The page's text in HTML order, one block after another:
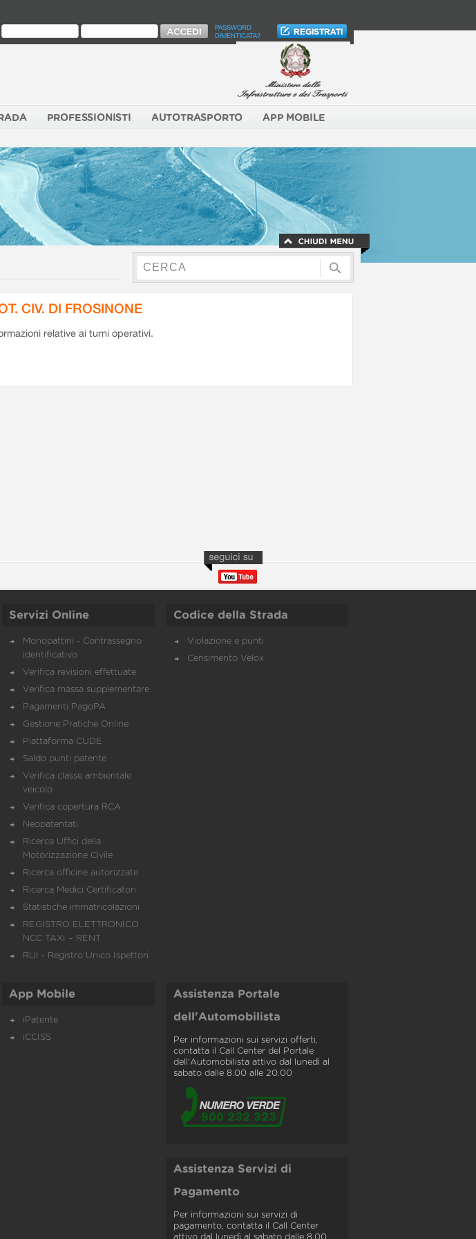
PASSWORD
DIMENTICATA?
PROFESSIONISTI AUTOTRASPORTO APP MOBILE
CIV. DI FROSINONE
relative ai turni operativi.
Servizi Online
Monopattini - Contrassegno
identificativo
Verifica revisioni effettuate
Verifica massa supplementare
Pagamenti PagoPA
Gestione Pratiche Online
Piattaforma CUDE
Saldo punti patente
Verifica classe ambientale
veicolo
Verifica copertura RCA
Neopatentati
Ricerca Uffici della
Motorizzazione Civile
Ricerca officine autorizzate
Ricerca Medici Certificatori
Statistiche immatricolazioni
REGISTRO ELETTRONICO
NCC TAXI – RENT
RUI - Registro Unico Ispettori
Codice della Strada
Violazione e punti
Censimento Velox
App Mobile
iPatente
iCCISS
Assistenza Portale
dell'Automobilista
Per informazioni sui servizi offerti,
contatta il Call Center del Portale
dell'Automobilista attivo dal lunedì al
sabato dalle 8.00 alle 20.00
Assistenza Servizi di
Pagamento
Per informazioni sui servizi di
pagamento, contatta il Call Center